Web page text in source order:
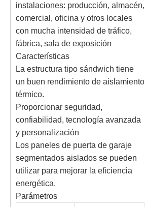
instalaciones: producción, almacén,
comercial, oficina y otros locales
con mucha intensidad de tráfico,
fábrica, sala de exposición
Características
La estructura tipo sándwich tiene
un buen rendimiento de aislamiento
térmico.
Proporcionar seguridad,
confiabilidad, tecnología avanzada
y personalización
Los paneles de puerta de garaje
segmentados aislados se pueden
utilizar para mejorar la eficiencia
energética.
Parámetros